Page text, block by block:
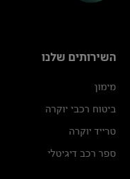
השירותים שלנו
מימון
ביטוח רכבי יוקרה
טרייד יוקרה
ספר רכב דיגיטלי